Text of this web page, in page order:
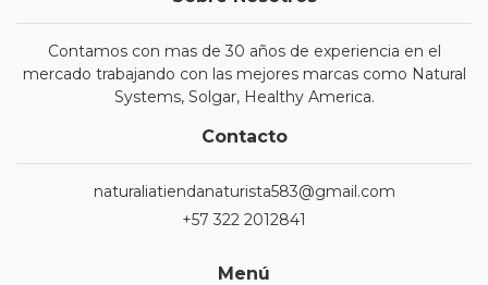
Contamos con mas de 30 años de experiencia en el
mercado trabajando con las mejores marcas como Natural
Systems, Solgar, Healthy America.
Contacto
naturaliatiendanaturista583@gmail.com
+57 322 2012841
Menú